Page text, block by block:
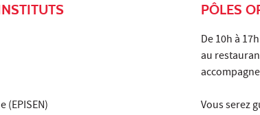
PÔLES
De 10h à
au
Vous serez